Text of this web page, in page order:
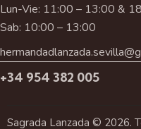
Lun-Vie: 11:00 – 13:00 &
Sab: 10:00 – 13:00
+34 954 382 005
Sagrada Lanzada © 2026.